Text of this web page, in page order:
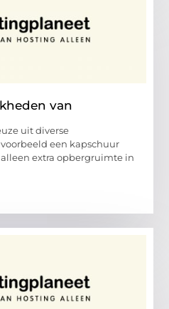
van
uit diverse
een kapschuur
extra opbergruimte in